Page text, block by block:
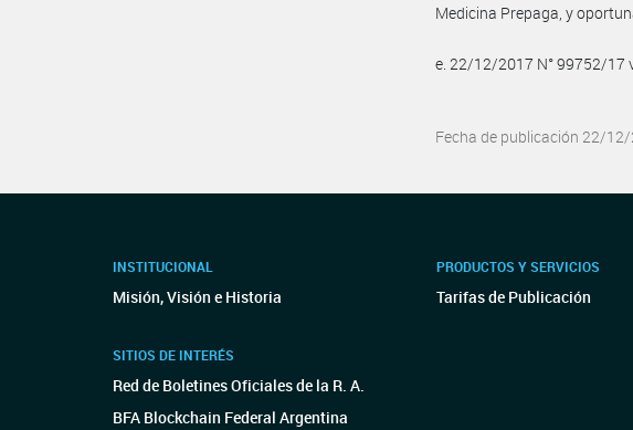
Medicina Prepaga, y
e. 22/12/2017 N° 99752/17
Fecha de publicación 22/
INSTITUCIONAL
Misión, Visión e Historia
SITIOS DE INTERÉS
Red de Boletines Oficiales de la R. A.
BFA Blockchain Federal Argentina
PRODUCTOS Y SERVICIOS
Tarifas de Publicación